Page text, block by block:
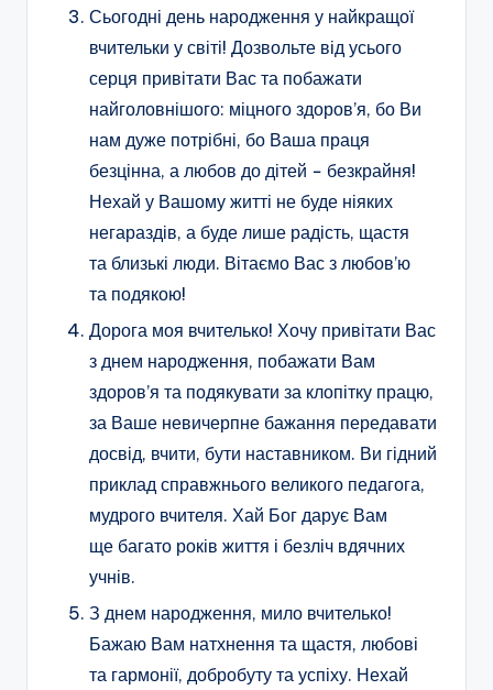
Сьогодні день народження у найкращої
вчительки у світі! Дозвольте від усього
серця привітати Вас та побажати
найголовнішого: міцного здоров’я, бо Ви
нам дуже потрібні, бо Ваша праця
безцінна, а любов до дітей − безкрайня!
Нехай у Вашому житті не буде ніяких
негараздів, а буде лише радість, щастя
та близькі люди. Вітаємо Вас з любов’ю
та подякою!
Дорога моя вчителько! Хочу привітати Вас
з днем народження, побажати Вам
здоров’я та подякувати за клопітку працю,
за Ваше невичерпне бажання передавати
досвід, вчити, бути наставником. Ви гідний
приклад справжнього великого педагога,
мудрого вчителя. Хай Бог дарує Вам
ще багато років життя і безліч вдячних
учнів.
З днем народження, мило вчителько!
Бажаю Вам натхнення та щастя, любові
та гармонії, добробуту та успіху. Нехай